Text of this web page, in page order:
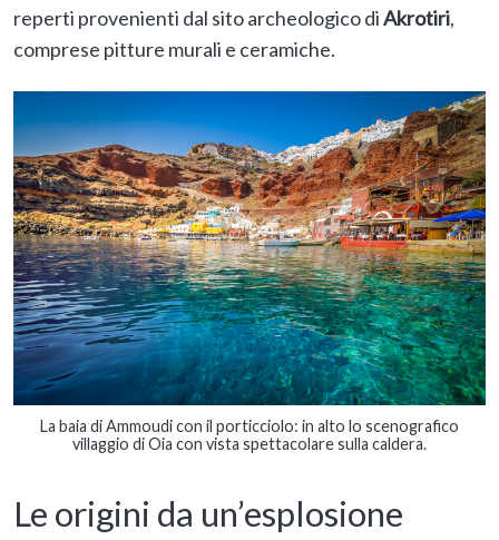
reperti provenienti dal sito archeologico diAkrotiri,
comprese pitture murali e ceramiche.
La baia di Ammoudi con il porticciolo: in alto lo scenografico
villaggio di Oia con vista spettacolare sulla caldera.
Le origini da un’esplosione